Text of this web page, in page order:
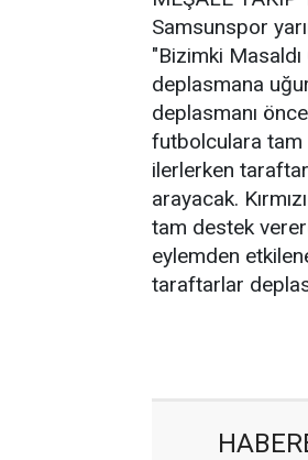
Samsunspor
"Bizimki Masaldı
deplasmana
deplasmanı
futbolculara tam
ilerlerken
arayacak.
tam destek
eylemden
taraftarlar